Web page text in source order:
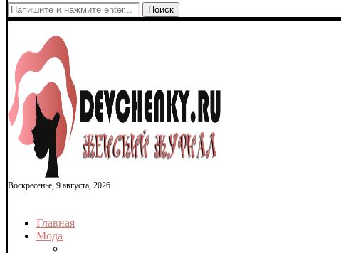
Поиск
Воскресенье, 9 августа, 2026
Главная
Мода